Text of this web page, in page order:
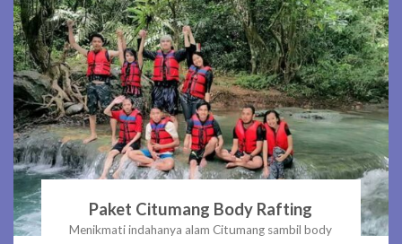
Paket Citumang Body Rafting
Menikmati indahanya alam Citumang sambil body